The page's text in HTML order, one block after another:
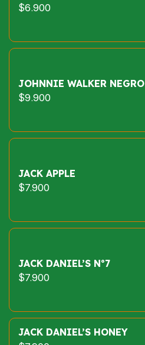
$6.900
JOHNNIE WALKER NEGRO
$9.900
JACK APPLE
$7.900
JACK DANIEL’S Nº7
$7.900
JACK DANIEL’S HONEY